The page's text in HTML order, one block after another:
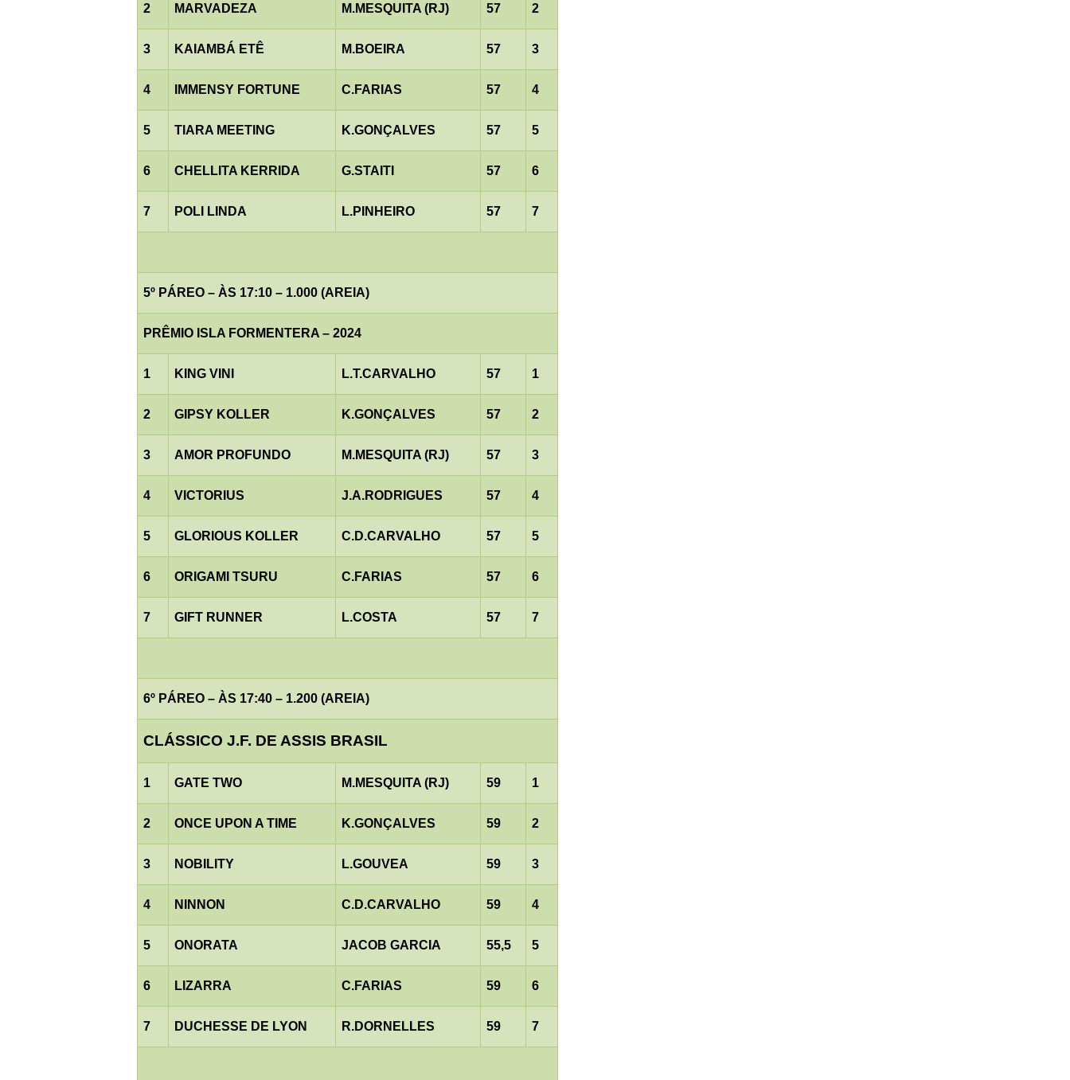
2 MARVADEZA M.MESQUITA (RJ) 57 2
3 KAIAMBÁ ETÊ M.BOEIRA 57 3
4 IMMENSY FORTUNE C.FARIAS 57 4
5 TIARA MEETING K.GONÇALVES 57 5
6 CHELLITA KERRIDA G.STAITI 57 6
7 POLI LINDA L.PINHEIRO 57 7
5º PÁREO – ÀS 17:10 – 1.000 (AREIA)
PRÊMIO ISLA FORMENTERA – 2024
1 KING VINI L.T.CARVALHO 57 1
2 GIPSY KOLLER K.GONÇALVES 57 2
3 AMOR PROFUNDO M.MESQUITA (RJ) 57 3
4 VICTORIUS J.A.RODRIGUES 57 4
5 GLORIOUS KOLLER C.D.CARVALHO 57 5
6 ORIGAMI TSURU C.FARIAS 57 6
7 GIFT RUNNER L.COSTA 57 7
6º PÁREO – ÀS 17:40 – 1.200 (AREIA)
CLÁSSICO J.F. DE ASSIS BRASIL
1 GATE TWO M.MESQUITA (RJ) 59 1
2 ONCE UPON A TIME K.GONÇALVES 59 2
3 NOBILITY L.GOUVEA 59 3
4 NINNON C.D.CARVALHO 59 4
5 ONORATA JACOB GARCIA 55,5 5
6 LIZARRA C.FARIAS 59 6
7 DUCHESSE DE LYON R.DORNELLES 59 7